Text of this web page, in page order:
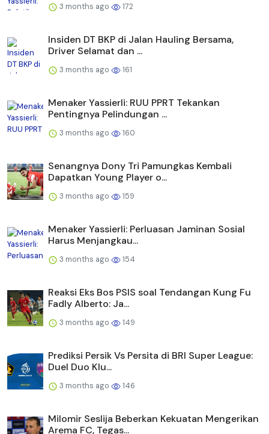
3 months ago 172
Insiden DT BKP di Jalan Hauling Bersama,
Driver Selamat dan ...
3 months ago 161
Menaker Yassierli: RUU PPRT Tekankan
Pentingnya Pelindungan ...
3 months ago 160
Senangnya Dony Tri Pamungkas Kembali
Dapatkan Young Player o...
3 months ago 159
Menaker Yassierli: Perluasan Jaminan Sosial
Harus Menjangkau...
3 months ago 154
Reaksi Eks Bos PSIS soal Tendangan Kung Fu
Fadly Alberto: Ja...
3 months ago 149
Prediksi Persik Vs Persita di BRI Super League:
Duel Duo Klu...
3 months ago 146
Milomir Seslija Beberkan Kekuatan Mengerikan
Arema FC, Tegas...